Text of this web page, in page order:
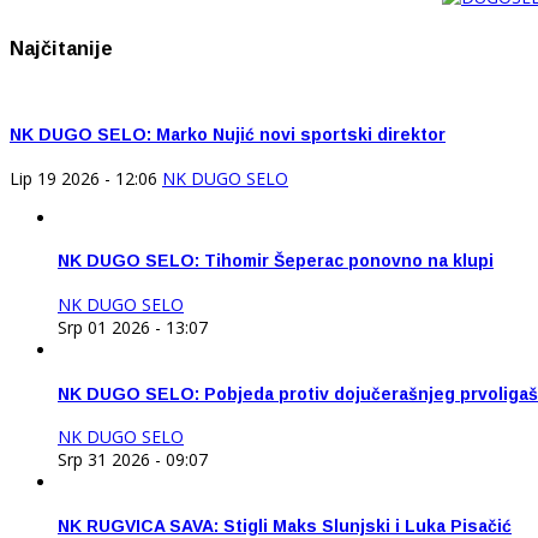
Najčitanije
NK DUGO SELO: Marko Nujić novi sportski direktor
Lip 19 2026 - 12:06 NK DUGO SELO
NK DUGO SELO: Tihomir Šeperac ponovno na klupi
NK DUGO SELO
Srp 01 2026 - 13:07
NK DUGO SELO: Pobjeda protiv dojučerašnjeg
NK DUGO SELO
Srp 31 2026 - 09:07
NK RUGVICA SAVA: Stigli Maks Slunjski i Luka Pisačić